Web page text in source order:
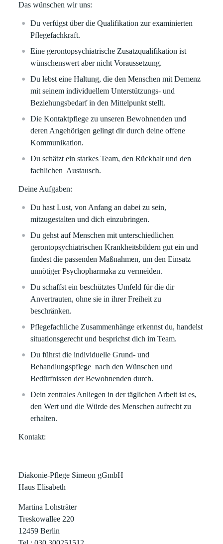
Das wünschen wir uns:
Du verfügst über die Qualifikation zur examinierten
Pflegefachkraft.
Eine gerontopsychiatrische Zusatzqualifikation ist
wünschenswert aber nicht Voraussetzung.
Du lebst eine Haltung, die den Menschen mit Demenz
mit seinem individuellem Unterstützungs- und
Beziehungsbedarf in den Mittelpunkt stellt.
Die Kontaktpflege zu unseren Bewohnenden und
deren Angehörigen gelingt dir durch deine offene
Kommunikation.
Du schätzt ein starkes Team, den Rückhalt und den
fachlichen Austausch.
Deine Aufgaben:
Du hast Lust, von Anfang an dabei zu sein,
mitzugestalten und dich einzubringen.
Du gehst auf Menschen mit unterschiedlichen
gerontopsychiatrischen Krankheitsbildern gut ein und
findest die passenden Maßnahmen, um den Einsatz
unnötiger Psychopharmaka zu vermeiden.
Du schaffst ein beschütztes Umfeld für die dir
Anvertrauten, ohne sie in ihrer Freiheit zu
beschränken.
Pflegefachliche Zusammenhänge erkennst du, handelst
situationsgerecht und besprichst dich im Team.
Du führst die individuelle Grund- und
Behandlungspflege nach den Wünschen und
Bedürfnissen der Bewohnenden durch.
Dein zentrales Anliegen in der täglichen Arbeit ist es,
den Wert und die Würde des Menschen aufrecht zu
erhalten.
Kontakt:
Diakonie-Pflege Simeon gGmbH
Haus Elisabeth
Martina Lohsträter
Treskowallee 220
12459 Berlin